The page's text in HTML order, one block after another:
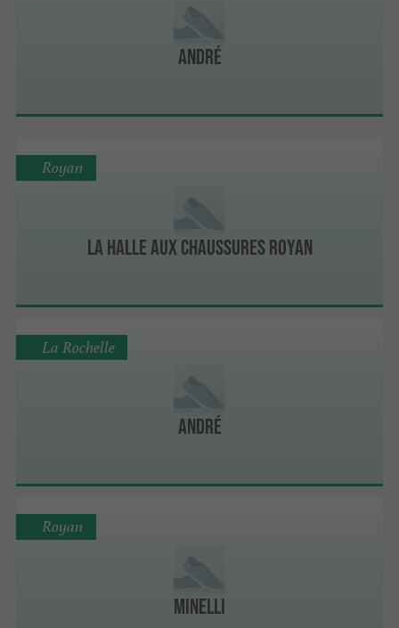
André
LA HALLE AUX CHAUSSURES ROYAN
Royan
André
La Rochelle
Minelli
Royan